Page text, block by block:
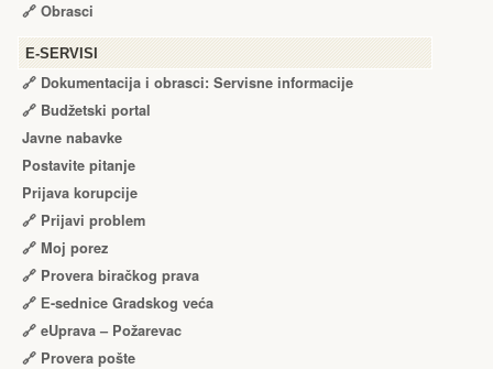
🔗 Obrasci
Е-SERVISI
🔗 Dokumentacija i obrasci: Servisne informacije
🔗 Budžetski portal
Javne nabavke
Postavite pitanje
Prijava korupcije
🔗 Prijavi problem
🔗 Moj porez
🔗 Provera biračkog prava
🔗 Е-sednice Gradskog veća
🔗 eUprava – Požarevac
🔗 Provera pošte